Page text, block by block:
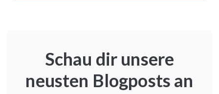
Schau dir unsere
neusten Blogposts an